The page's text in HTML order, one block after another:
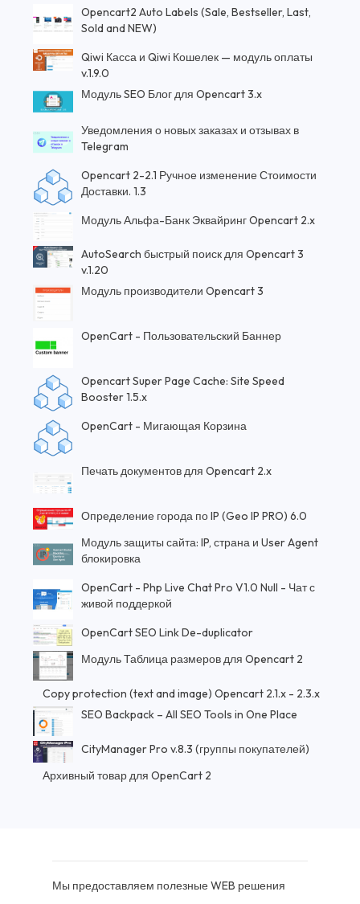
Opencart2 Auto Labels (Sale, Bestseller, Last,
Sold and NEW)
Qiwi Касса и Qiwi Кошелек — модуль оплаты
v.1.9.0
Модуль SEO Блог для Opencart 3.x
Уведомления о новых заказах и отзывах в
Telegram
Opencart 2-2.1 Ручное изменение Стоимости
Доставки. 1.3
Модуль Альфа-Банк Эквайринг Opencart 2.x
AutoSearch быстрый поиск для Opencart 3
v.1.20
Модуль производители Opencart 3
OpenCart - Пользовательский Баннер
Opencart Super Page Cache: Site Speed
Booster 1.5.x
OpenCart - Мигающая Корзина
Печать документов для Opencart 2.x
Определение города по IP (Geo IP PRO) 6.0
Модуль защиты сайта: IP, страна и User Agent
блокировка
OpenCart - Php Live Chat Pro V1.0 Null - Чат с
живой поддеркой
OpenCart SEO Link De-duplicator
Модуль Таблица размеров для Opencart 2
Copy protection (text and image) Opencart 2.1.x - 2.3.x
SEO Backpack – All SEO Tools in One Place
CityManager Pro v.8.3 (группы покупателей)
Архивный товар для OpenCart 2
Мы предоставляем полезные WEB решения